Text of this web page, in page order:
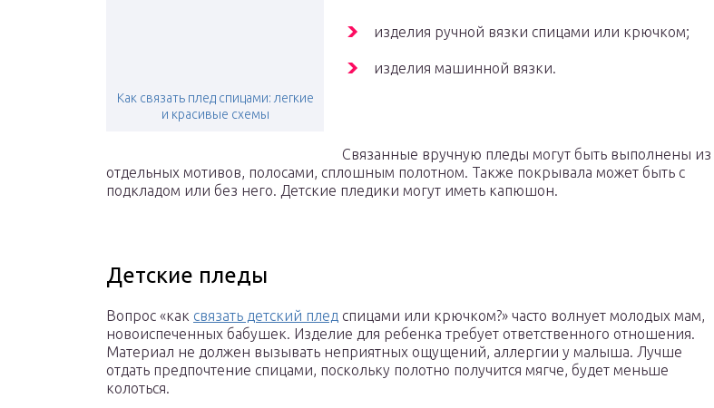
Как связать плед спицами: легкие
и красивые схемы
изделия ручной вязки спицами или крючком;
изделия машинной вязки.
Связанные вручную пледы могут быть выполнены из
отдельных мотивов, полосами, сплошным полотном. Также покрывала может быть с
подкладом или без него. Детские пледики могут иметь капюшон.
Детские пледы
Вопрос «как связать детский плед спицами или крючком?» часто волнует молодых мам,
новоиспеченных бабушек. Изделие для ребенка требует ответственного отношения.
Материал не должен вызывать неприятных ощущений, аллергии у малыша. Лучше
отдать предпочтение спицами, поскольку полотно получится мягче, будет меньше
колоться.